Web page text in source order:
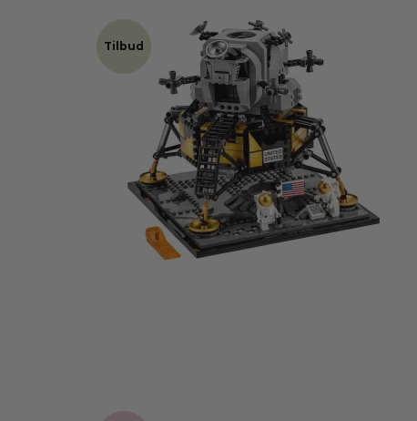
Tilbud